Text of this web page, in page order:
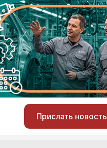
Прислать новость